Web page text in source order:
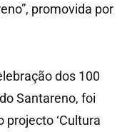
promovida por
dos 100
Santareno, foi
projecto ‘Cultura